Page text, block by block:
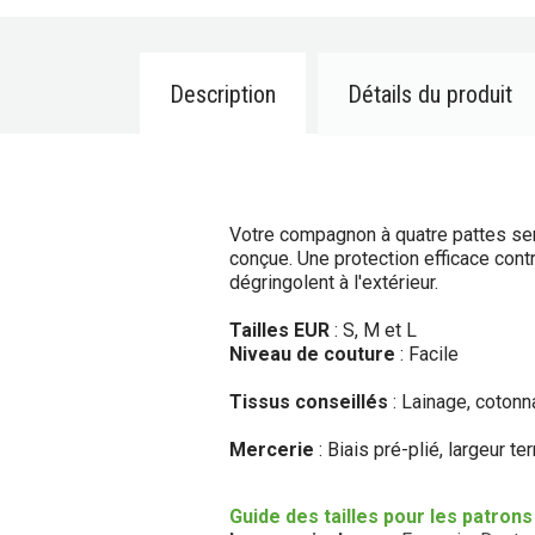
Description Détails du produit
Votre compagnon à quatre pattes
conçue. Une protection efficace
dégringolent à l'extérieur.
Tailles EUR : S, M et L
Niveau de couture : Facile
Tissus conseillés : Lainage,
Mercerie : Biais pré-plié, largeur
Guide des tailles pour les